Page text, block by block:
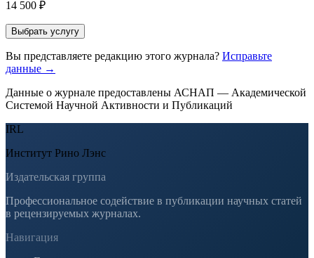
14 500 ₽
Выбрать услугу
Вы представляете редакцию этого журнала? Исправьте
данные →
Данные о журнале предоставлены АСНАП — Академической
Системой Научной Активности и Публикаций
IRL
Институт Рино Лэнс
Издательская группа
Профессиональное содействие в публикации научных статей
в рецензируемых журналах.
Навигация